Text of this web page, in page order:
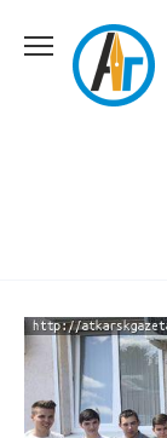
содержанию